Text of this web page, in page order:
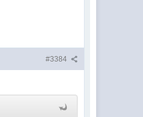
#3384